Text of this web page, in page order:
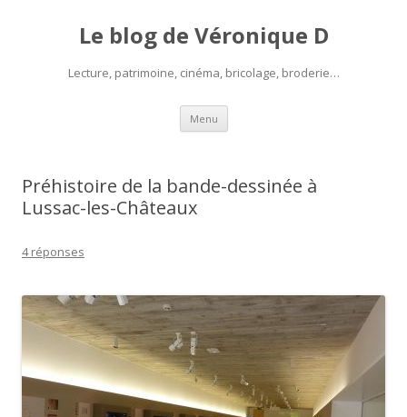
Le blog de Véronique D
Lecture, patrimoine, cinéma, bricolage, broderie…
Menu Aller
contenu
Préhistoire de la bande-dessinée à
Lussac-les-Châteaux
4 réponses